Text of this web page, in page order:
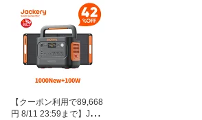
【クーポン利用で89,668
円 8/11 23:59まで】Jack